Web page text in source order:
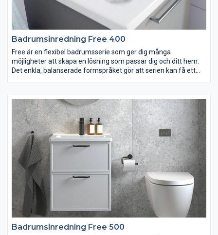
Badrumsinredning Free 400
Free är en flexibel badrumsserie som ger dig många
möjligheter att skapa en lösning som passar dig och ditt hem.
Det enkla, balanserade formspråket gör att serien kan få ett
är smalare och grundare än vad som är vanligt och perfekt för
små badrum. Passar dig som vill ha ett badrum som erbjuder
stor valfrihet och personliga lösningar. Designad för Vedum av
Jesper Ståhl.
Badrumsinredning Free 500